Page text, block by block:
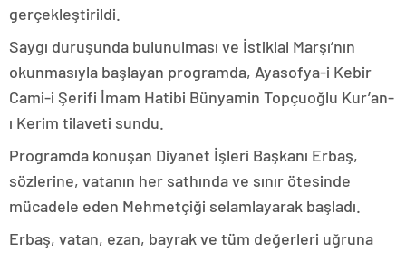
gerçekleştirildi.
Saygı duruşunda bulunulması ve İstiklal Marşı’nın
okunmasıyla başlayan programda, Ayasofya-i Kebir
Cami-i Şerifi İmam Hatibi Bünyamin Topçuoğlu Kur’an-
ı Kerim tilaveti sundu.
Programda konuşan Diyanet İşleri Başkanı Erbaş,
sözlerine, vatanın her sathında ve sınır ötesinde
mücadele eden Mehmetçiği selamlayarak başladı.
Erbaş, vatan, ezan, bayrak ve tüm değerleri uğruna